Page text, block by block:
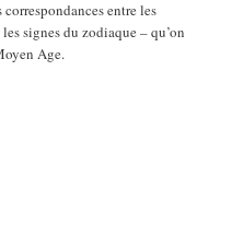
entre les
signes du zodiaque – qu’on
Age.